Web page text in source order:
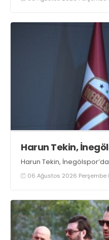
Harun Tekin,
Harun Tekin, İnegölspor’da
06 Ağustos 2026 Perşembe